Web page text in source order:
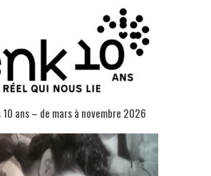
ans – de mars à novembre 2026